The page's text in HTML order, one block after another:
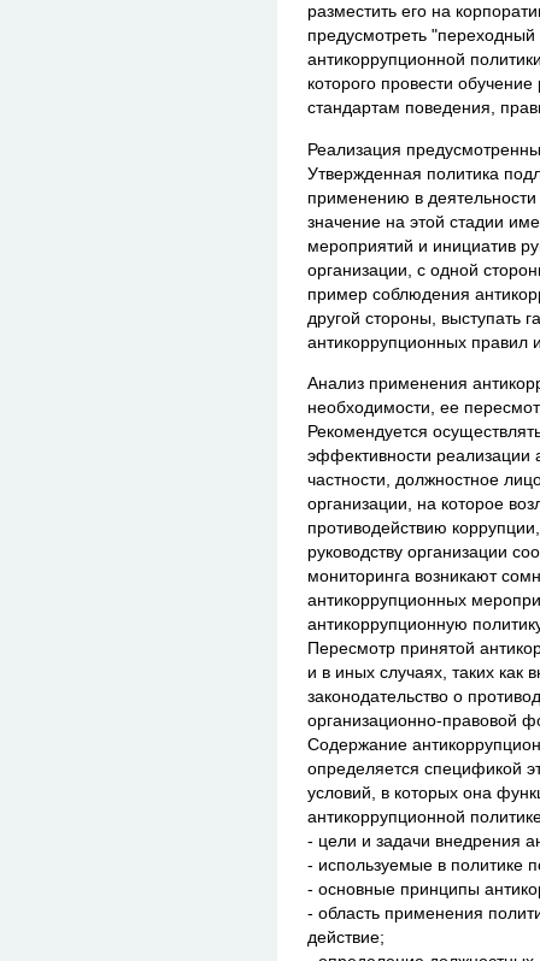
разместить его на
предусмотреть
антикоррупционной
которого провести
стандартам поведения,
Реализация
Утвержденная политика
применению в
значение на этой стадии
мероприятий и инициатив
организации, с одной
пример соблюдения
другой стороны, выступать
антикоррупционных правил
Анализ применения
необходимости, ее
Рекомендуется
эффективности реализации
частности, должностное
организации, на которое
противодействию
руководству организации
мониторинга возникают
антикоррупционных
антикоррупционную
Пересмотр принятой
и в иных случаях, таких
законодательство о
организационно-правовой
Содержание
определяется спецификой
условий, в которых она
антикоррупционной
- цели и задачи внедрения
- используемые в политике
- основные принципы
- область применения
действие;